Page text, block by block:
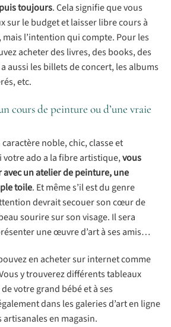
toujours. Cela signifie que vous
sur le budget et laisser libre cours à
l’intention qui compte. Pour les
acheter des livres, des books, des
aussi les billets de concert, les albums
etc.
cours de peinture ou d’une vraie
noble, chic, classe et
votre ado a la fibre artistique,vous
un atelier de peinture, une
toile. Et même s’il est du genre
devrait secouer son cœur de
sourire sur son visage. Il sera
une œuvre d’art à ses amis…
en acheter sur internet comme
y trouverez différents tableaux
votre grand bébé et à ses
dans les galeries d’art en ligne
en magasin.